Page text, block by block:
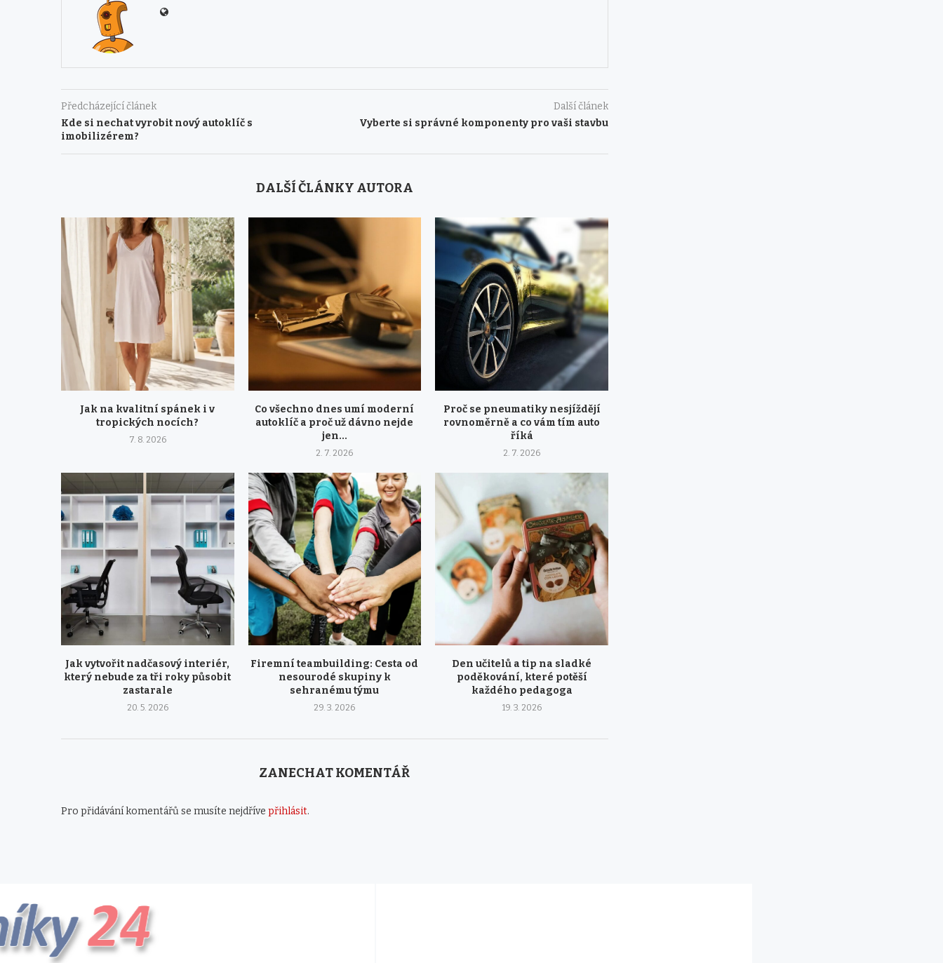
Předcházející článek
Kde si nechat vyrobit nový autoklíč s
imobilizérem?
Další článek
Vyberte si správné komponenty pro vaši stavbu
DALŠÍ ČLÁNKY AUTORA
Jak na kvalitní spánek i v
tropických nocích?
7. 8. 2026
Co všechno dnes umí moderní
autoklíč a proč už dávno nejde
jen...
2. 7. 2026
Proč se pneumatiky nesjíždějí
rovnoměrně a co vám tím auto
říká
2. 7. 2026
Jak vytvořit nadčasový interiér,
který nebude za tři roky působit
zastarale
20. 5. 2026
Firemní teambuilding: Cesta od
nesourodé skupiny k
sehranému týmu
29. 3. 2026
Den učitelů a tip na sladké
poděkování, které potěší
každého pedagoga
19. 3. 2026
ZANECHAT KOMENTÁŘ
Pro přidávání komentářů se musíte nejdříve přihlásit.